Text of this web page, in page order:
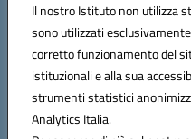
Il nostro Istituto non utilizza
sono utilizzati
corretto funzionamento del
istituzionali e alla sua
strumenti statistici
Analytics Italia.
Posta elettronica certificata
Codice fiscale: 92001680872
Codice meccanografico:
Hosting &